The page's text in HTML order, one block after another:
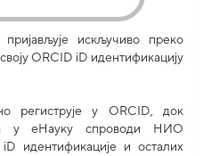
искључиво преко
ORCID iD идентификацију
региструје у ORCID, док
у еНауку спроводи НИО
идентификације и осталих